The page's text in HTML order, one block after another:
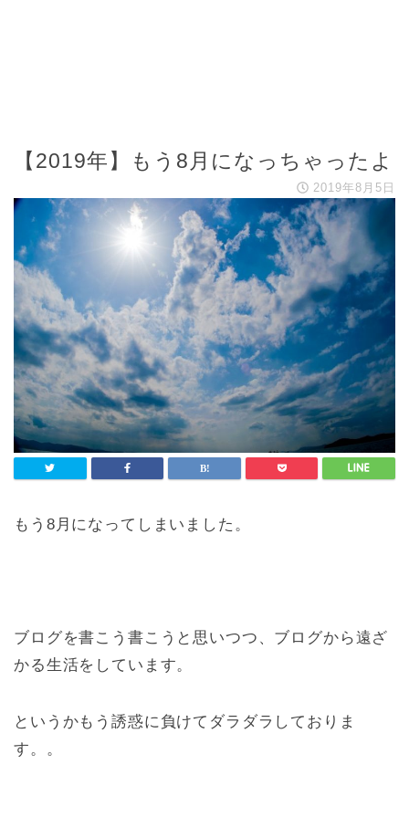
【2019年】もう8月になっちゃったよ
2019年8月5日
もう8月になってしまいました。
ブログを書こう書こうと思いつつ、ブログから遠ざ
かる生活をしています。
というかもう誘惑に負けてダラダラしておりま
す。。